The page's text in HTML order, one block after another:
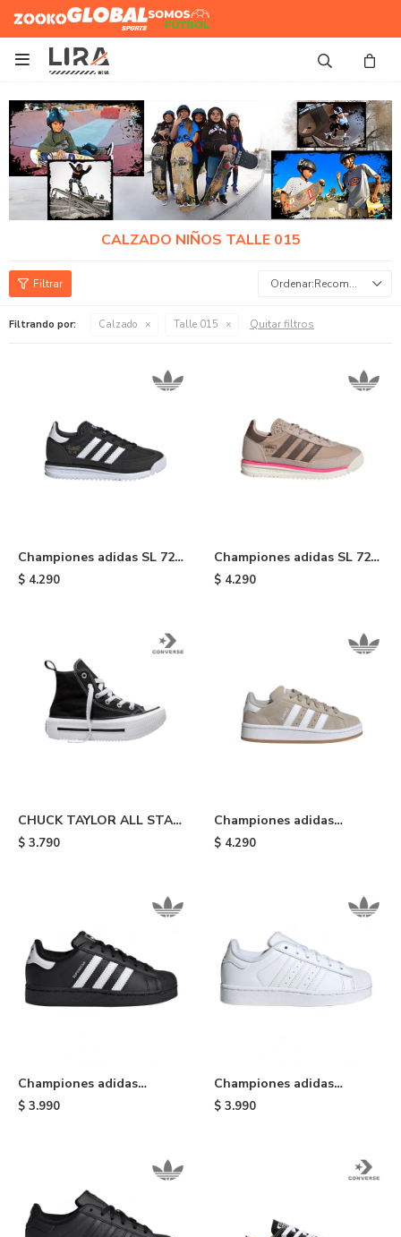
Zooko Global Sports
Somos
Futbol

CALZADO NIÑOS TALLE 015
Recomendados
Filtrando por: Calzado Talle 015 Quitar filtros
Championes adidas SL 72
RS de niño - Black
$ 4.290
Championes adidas SL 72
RS de niño - Brown
$ 4.290
CHUCK TAYLOR ALL STAR
DOUBLE STACK - Black
$ 3.790
Championes adidas
Campus 00s de niño - Beige
$ 4.290
Championes adidas
Superstar II de niño - Black
$ 3.990
Championes adidas
Superstar II de niño -
$ 3.990